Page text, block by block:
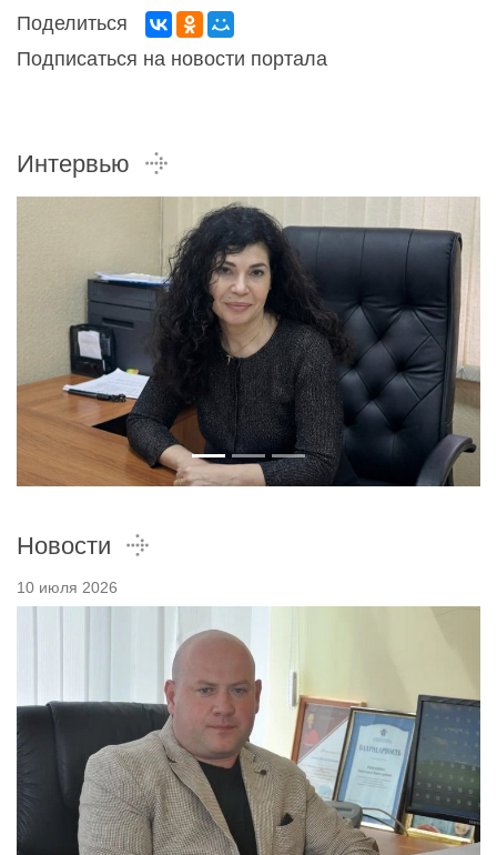
Поделиться
Подписаться на новости портала
Интервью
Новости
10 июля 2026